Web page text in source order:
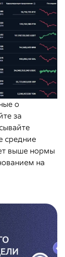
о
за
средние
выше нормы
на